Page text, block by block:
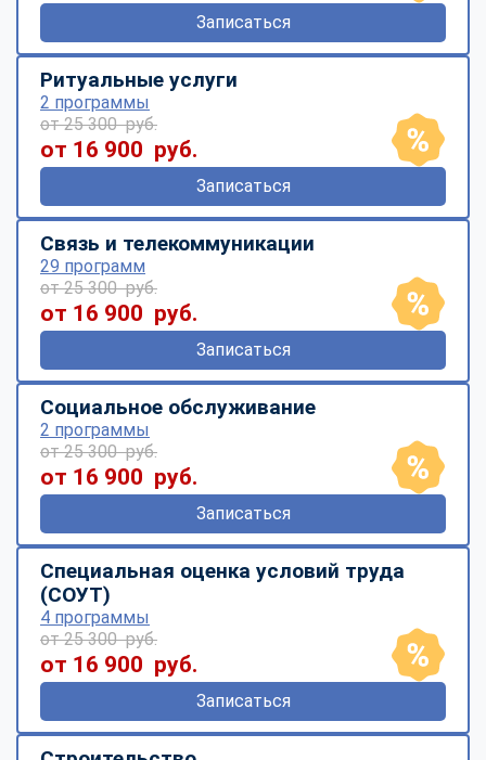
Записаться
Ритуальные услуги
2 программы
от 25 300 руб.
от 16 900 руб.
Записаться
Связь и телекоммуникации
29 программ
от 25 300 руб.
от 16 900 руб.
Записаться
Социальное обслуживание
2 программы
от 25 300 руб.
от 16 900 руб.
Записаться
Специальная оценка условий труда
(СОУТ)
4 программы
от 25 300 руб.
от 16 900 руб.
Записаться